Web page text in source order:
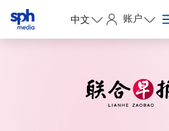
中文 账户